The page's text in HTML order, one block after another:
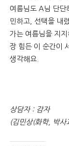
여름님도 A님 단단
민하고, 선택을 내
가는 여름님을 지
장 힘든 이 순간이
생각해요.
상담자 : 감자
(김민상(화학, 박